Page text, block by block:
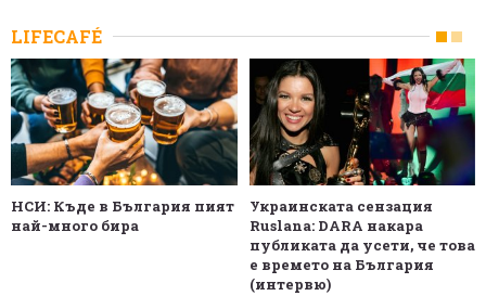
LIFECAFÉ
НСИ: Къде в България пият
най-много бира
Украинската сензация
Ruslana: DARA накара
публиката да усети, че това
е времето на България
(интервю)